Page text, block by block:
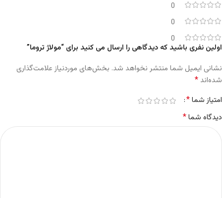
0
0
0
اولین نفری باشید که دیدگاهی را ارسال می کنید برای “مولاژ تروما”
نشانی ایمیل شما منتشر نخواهد شد. بخش‌های موردنیاز علامت‌گذاری
شده‌اند *
امتیاز شما*
دیدگاه شما*